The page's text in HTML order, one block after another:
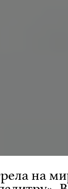
на